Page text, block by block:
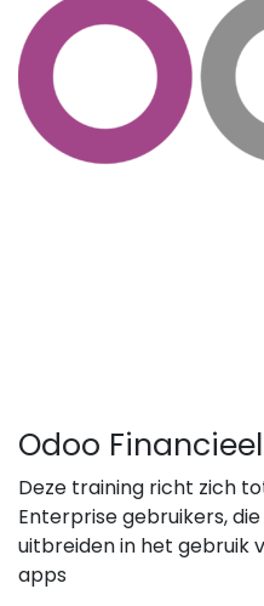
Odoo
Deze training richt zich
Enterprise gebruikers,
uitbreiden in het gebruik
apps